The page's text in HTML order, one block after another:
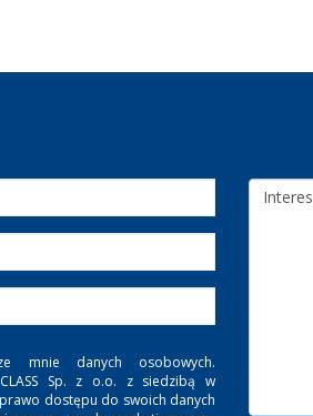
mnie danych osobowych.
Sp. z o.o. z siedzibą w
dostępu do swoich danych